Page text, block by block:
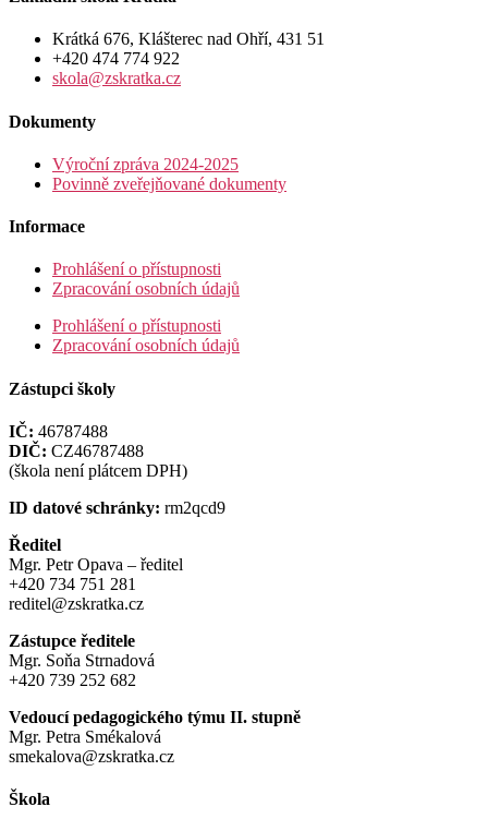
Krátká 676, Klášterec nad Ohří, 431 51
+420 474 774 922
skola@zskratka.cz
Dokumenty
Výroční zpráva 2024-2025
Povinně zveřejňované dokumenty
Informace
Prohlášení o přístupnosti
Zpracování osobních údajů
Prohlášení o přístupnosti
Zpracování osobních údajů
Zástupci školy
IČ: 46787488
DIČ: CZ46787488
(škola není plátcem DPH)
ID datové schránky: rm2qcd9
Ředitel
Mgr. Petr Opava – ředitel
+420 734 751 281
reditel@zskratka.cz
Zástupce ředitele
Mgr. Soňa Strnadová
+420 739 252 682
Vedoucí pedagogického týmu II. stupně
Mgr. Petra Smékalová
smekalova@zskratka.cz
Škola